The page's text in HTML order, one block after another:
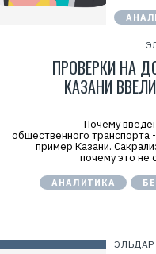
ПРОВЕРКИ НА
КАЗАНИ
Почему
общественного транспорта
пример Казани.
почему это не
АНАЛИТИКА
ЭЛЬДАР